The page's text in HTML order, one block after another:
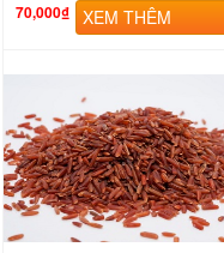
70,000₫ XEM THÊM